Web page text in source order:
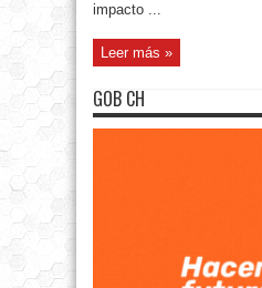
impacto ...
Leer más »
GOB CH